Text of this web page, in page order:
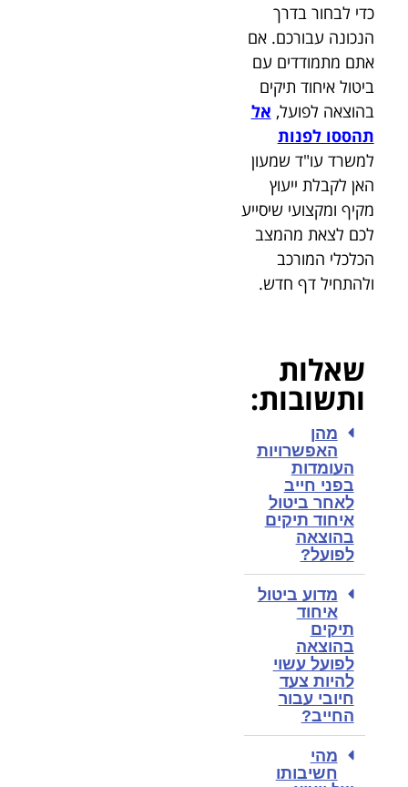
כדי לבחור בדרך
הנכונה עבורכם. אם
אתם מתמודדים עם
ביטול איחוד תיקים
בהוצאה לפועל, אל
תהססו לפנות
למשרד עו"ד שמעון
האן לקבלת ייעוץ
מקיף ומקצועי שיסייע
לכם לצאת מהמצב
הכלכלי המורכב
ולהתחיל דף חדש.
שאלות
ותשובות:
מהן
האפשרויות
העומדות
בפני חייב
לאחר ביטול
איחוד תיקים
בהוצאה
לפועל?
מדוע ביטול
איחוד
תיקים
בהוצאה
לפועל עשוי
להיות צעד
חיובי עבור
החייב?
מהי
חשיבותו